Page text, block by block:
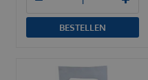
BESTELLEN